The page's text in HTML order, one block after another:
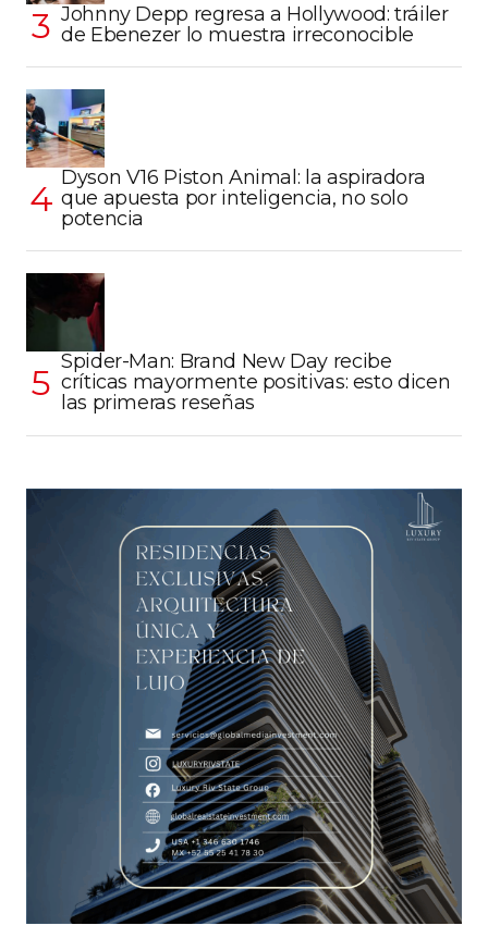
Johnny Depp regresa a Hollywood: tráiler
de Ebenezer lo muestra irreconocible
Dyson V16 Piston Animal: la aspiradora
que apuesta por inteligencia, no solo
potencia
Spider-Man: Brand New Day recibe
críticas mayormente positivas: esto dicen
las primeras reseñas